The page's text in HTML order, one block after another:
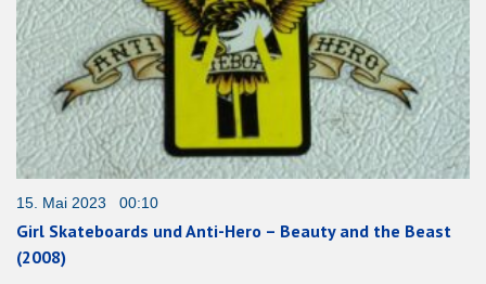
15. Mai 2023 00:10
Girl Skateboards und Anti-Hero – Beauty and the Beast
(2008)